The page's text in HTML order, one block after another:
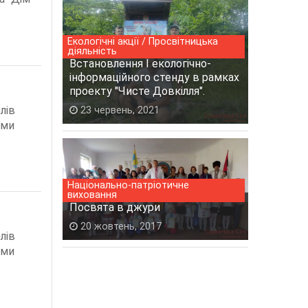
Екологічні акції / Просвітницька
діяльність
Встановлення І екологічно-
інформаційного стенду в рамках
проекту "Чисте Довкілля".
23 червень, 2021
Національно-патріотичне
виховання
Посвята в джури
20 жовтень, 2017